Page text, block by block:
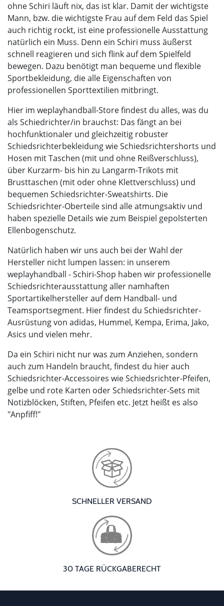
ohne Schiri läuft nix, das ist klar. Damit der wichtigste
Mann, bzw. die wichtigste Frau auf dem Feld das Spiel
auch richtig rockt, ist eine professionelle Ausstattung
natürlich ein Muss. Denn ein Schiri muss äußerst
schnell reagieren und sich flink auf dem Spielfeld
bewegen. Dazu benötigt man bequeme und flexible
Sportbekleidung, die alle Eigenschaften von
professionellen Sporttextilien mitbringt.
Hier im weplayhandball-Store findest du alles, was du
als Schiedrichter/in brauchst: Das fängt an bei
hochfunktionaler und gleichzeitig robuster
Schiedsrichterbekleidung wie Schiedsrichtershorts und
Hosen mit Taschen (mit und ohne Reißverschluss),
über Kurzarm- bis hin zu Langarm-Trikots mit
Brusttaschen (mit oder ohne Klettverschluss) und
bequemen Schiedsrichter-Sweatshirts. Die
Schiedsrichter-Oberteile sind alle atmungsaktiv und
haben spezielle Details wie zum Beispiel gepolsterten
Ellenbogenschutz.
Natürlich haben wir uns auch bei der Wahl der
Hersteller nicht lumpen lassen: in unserem
weplayhandball - Schiri-Shop haben wir professionelle
Schiedsrichterausstattung aller namhaften
Sportartikelhersteller auf dem Handball- und
Teamsportsegment. Hier findest du Schiedsrichter-
Ausrüstung von adidas, Hummel, Kempa, Erima, Jako,
Asics und vielen mehr.
Da ein Schiri nicht nur was zum Anziehen, sondern
auch zum Handeln braucht, findest du hier auch
Schiedsrichter-Accessoires wie Schiedsrichter-Pfeifen,
gelbe und rote Karten oder Schiedsrichter-Sets mit
Notizblöcken, Stiften, Pfeifen etc. Jetzt heißt es also
"Anpfiff!"
SCHNELLER VERSAND
30 TAGE RÜCKGABERECHT